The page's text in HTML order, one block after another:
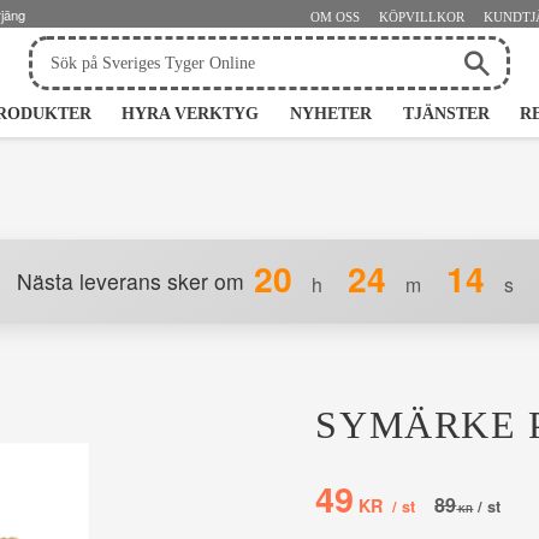
OM OSS KÖPVILLKOR
HYRA VERKTYG NYHETER TJÄNSTER
Nästa leverans sker om 20 h 24 m 13 s
SYMÄRKE
Nedsatt pris:
49 KR /st Ordinarie
89KR /st